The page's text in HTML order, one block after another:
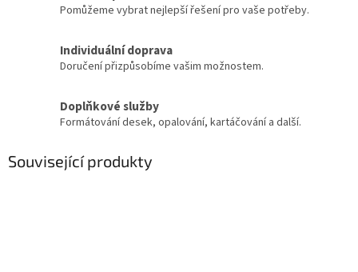
Pomůžeme vybrat nejlepší řešení pro vaše potřeby.
Individuální doprava
Doručení přizpůsobíme vašim možnostem.
Doplňkové služby
Formátování desek, opalování, kartáčování a další.
Související produkty